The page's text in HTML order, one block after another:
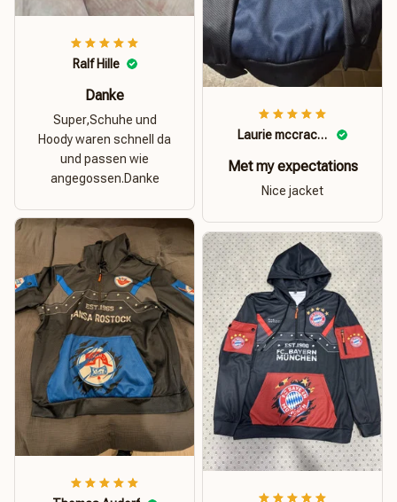
Ralf Hille
Danke
Super,Schuhe und
Hoody waren schnell da
und passen wie
angegossen.Danke
Laurie mccracken
Met my expectations
Nice jacket